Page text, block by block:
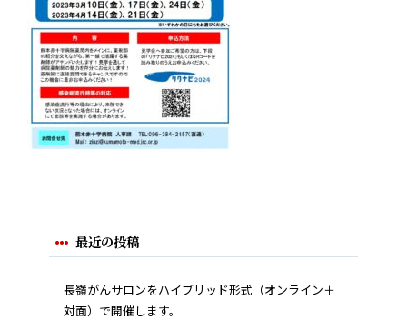
最近の投稿
長嶺がんサロンをハイブリッド形式（オンライン＋
対面）で開催します。